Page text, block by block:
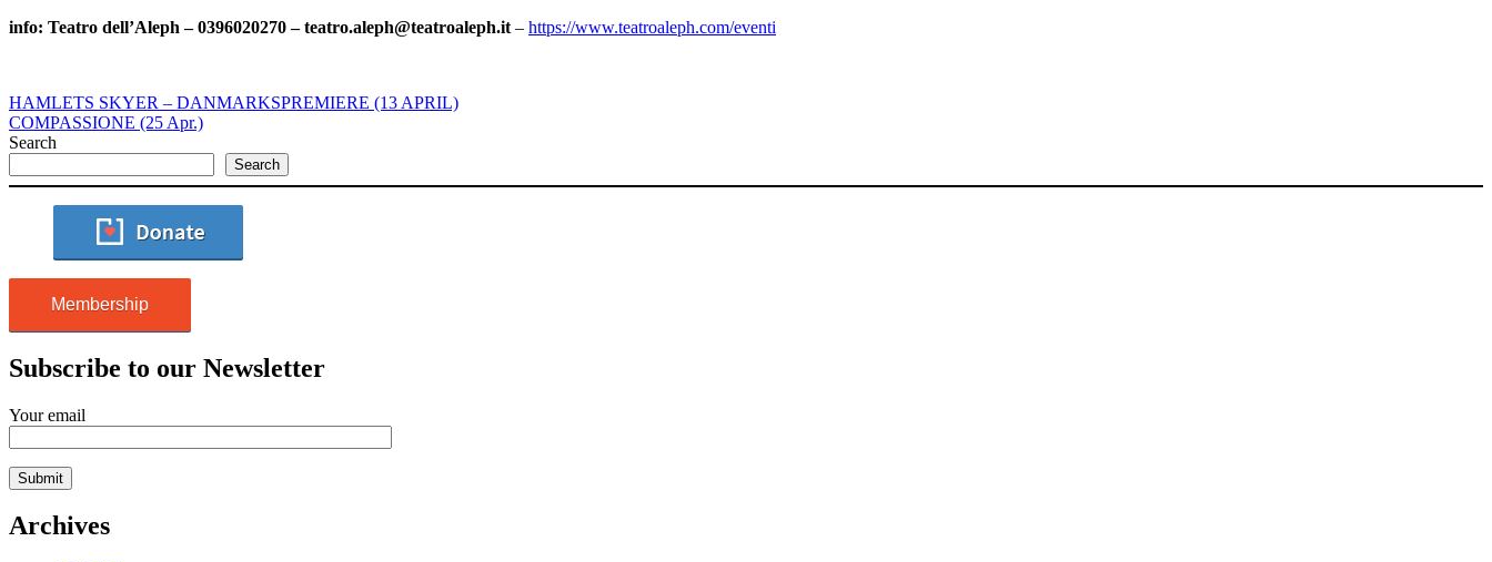
info: Teatro dell’Aleph – 0396020270 – teatro.aleph@teatroaleph.it – https://www.teatroaleph.com/eventi
HAMLETS SKYER – DANMARKSPREMIERE (13 APRIL)
COMPASSIONE (25 Apr.)
Search
Search
Membership
Subscribe to our Newsletter
Your email
Archives